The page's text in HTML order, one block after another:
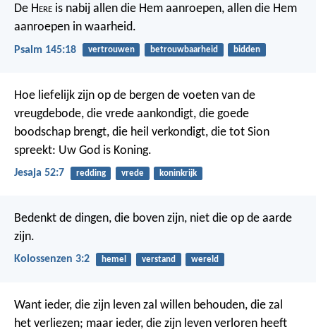
De Here is nabij allen die Hem aanroepen, allen die Hem
aanroepen in waarheid.
Psalm 145:18 vertrouwen betrouwbaarheid bidden
Hoe liefelijk zijn op de bergen de voeten van de
vreugdebode, die vrede aankondigt, die goede
boodschap brengt, die heil verkondigt, die tot Sion
spreekt: Uw God is Koning.
Jesaja 52:7 redding vrede koninkrijk
Bedenkt de dingen, die boven zijn, niet die op de aarde
zijn.
Kolossenzen 3:2 hemel verstand wereld
Want ieder, die zijn leven zal willen behouden, die zal
het verliezen; maar ieder, die zijn leven verloren heeft